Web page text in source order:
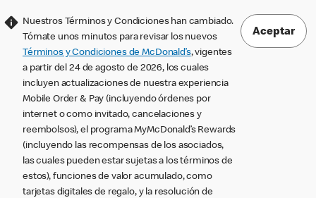
Nuestros Términos y Condiciones han cambiado.
Tómate unos minutos para revisar los nuevos
Términos y Condiciones de McDonald’s, vigentes
a partir del 24 de agosto de 2026, los cuales
incluyen actualizaciones de nuestra experiencia
Mobile Order & Pay (incluyendo órdenes por
internet o como invitado, cancelaciones y
reembolsos), el programa MyMcDonald’s Rewards
(incluyendo las recompensas de los asociados,
las cuales pueden estar sujetas a los términos de
estos), funciones de valor acumulado, como
tarjetas digitales de regalo, y la resolución de
Aceptar